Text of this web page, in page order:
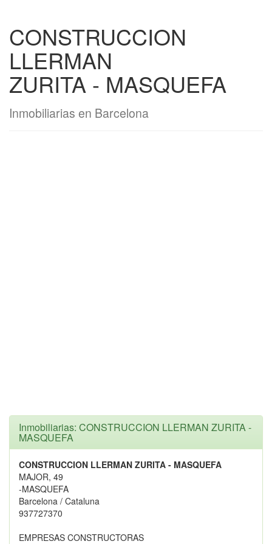
CONSTRUCCION
LLERMAN
ZURITA - MASQUEFA
Inmobiliarias en Barcelona
Inmobiliarias: CONSTRUCCION LLERMAN ZURITA -
MASQUEFA
CONSTRUCCION LLERMAN ZURITA - MASQUEFA
MAJOR, 49
-MASQUEFA
Barcelona / Cataluna
937727370
EMPRESAS CONSTRUCTORAS